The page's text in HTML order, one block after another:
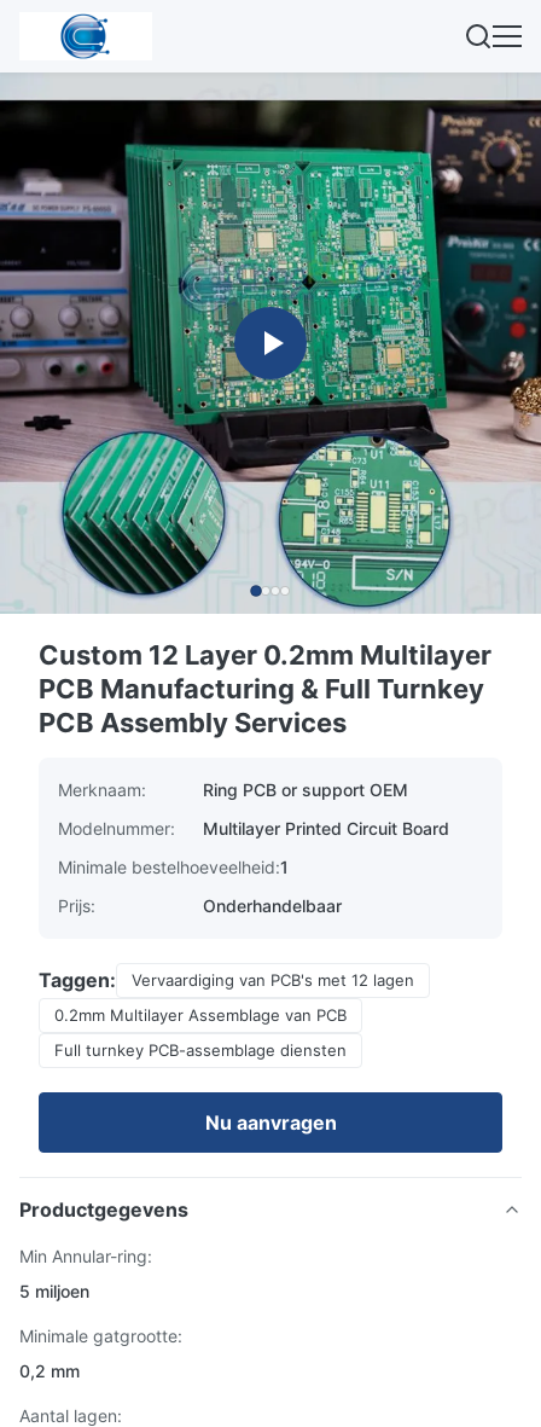
Custom 12 Layer 0.2mm Multilayer
PCB Manufacturing & Full Turnkey
PCB Assembly Services
Merknaam:
Ring PCB or support OEM
Modelnummer:
Multilayer Printed Circuit Board
Minimale bestelhoeveelheid:1
Prijs:
Onderhandelbaar
Taggen:
Vervaardiging van PCB's met 12 lagen
0.2mm Multilayer Assemblage van PCB
Full turnkey PCB-assemblage diensten
Nu aanvragen
Productgegevens
Min Annular-ring:
5 miljoen
Minimale gatgrootte:
0,2 mm
Aantal lagen: